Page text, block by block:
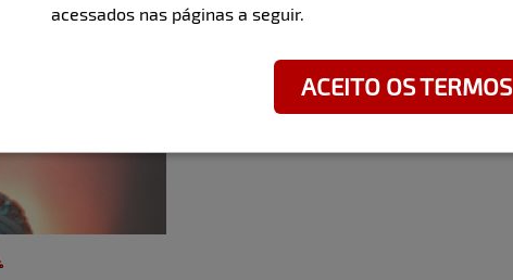
acessados nas páginas a seguir.
ACEITO OS TERMOS